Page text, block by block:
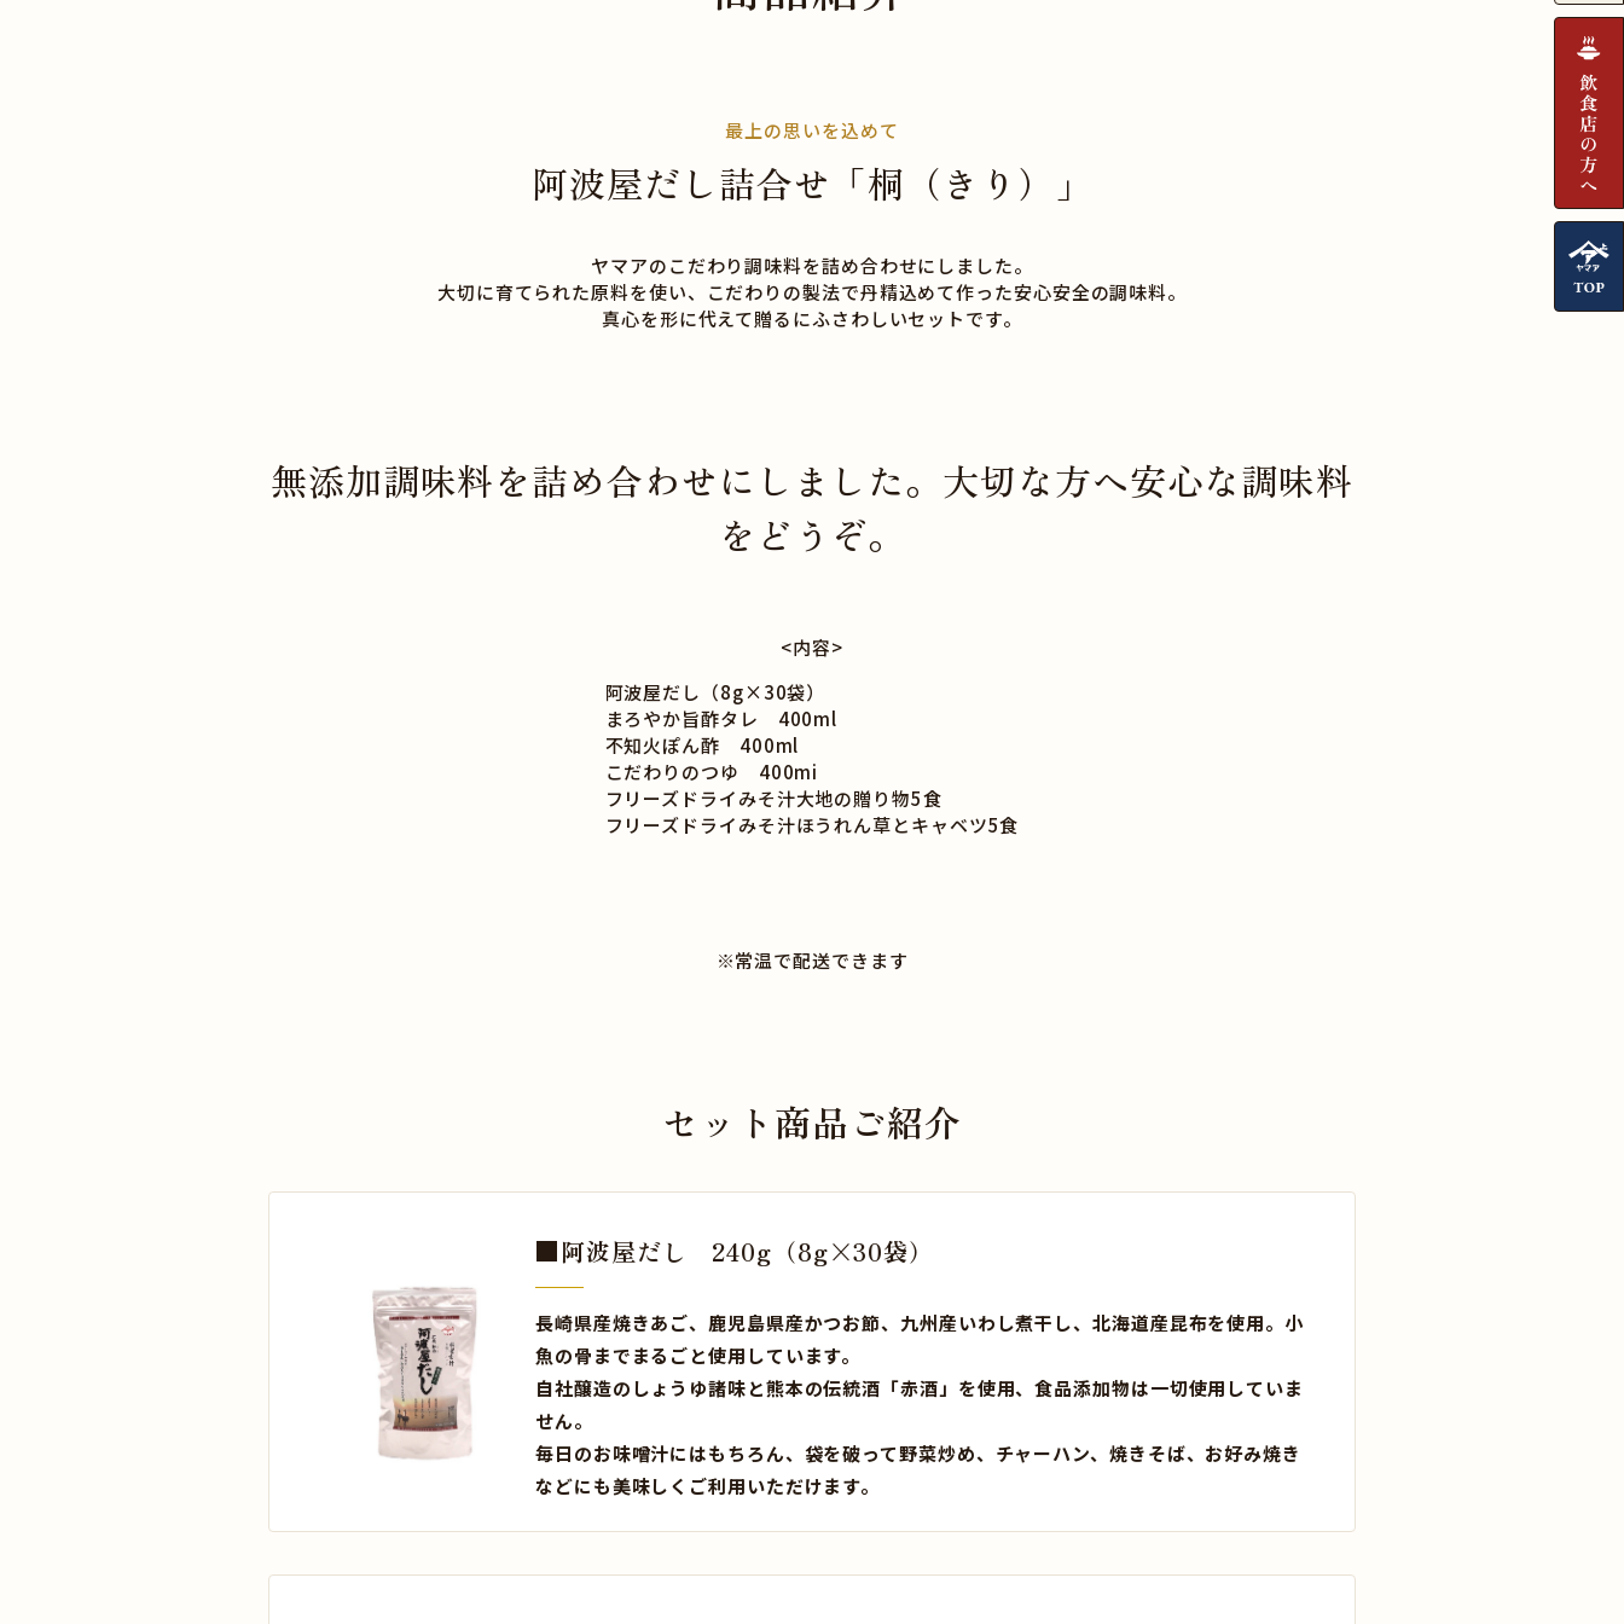
最上の思いを込めて
阿波屋だし詰合せ「桐（きり）」
ヤマアのこだわり調味料を詰め合わせにしました。
大切に育てられた原料を使い、こだわりの製法で丹精込めて作った安心安全の調味料。
真心を形に代えて贈るにふさわしいセットです。
無添加調味料を詰め合わせにしました。大切な方へ安心な調味料
をどうぞ。
<内容>
阿波屋だし（8g×30袋）
まろやか旨酢タレ 400ml
不知火ぽん酢 400ml
こだわりのつゆ 400mi
フリーズドライみそ汁大地の贈り物5食
フリーズドライみそ汁ほうれん草とキャベツ5食
※常温で配送できます
セット商品ご紹介
■阿波屋だし 240g（8g×30袋）
長崎県産焼きあご、鹿児島県産かつお節、九州産いわし煮干し、北海道産昆布を使用。小
魚の骨までまるごと使用しています。
自社醸造のしょうゆ諸味と熊本の伝統酒「赤酒」を使用、食品添加物は一切使用していま
せん。
毎日のお味噌汁にはもちろん、袋を破って野菜炒め、チャーハン、焼きそば、お好み焼き
などにも美味しくご利用いただけます。